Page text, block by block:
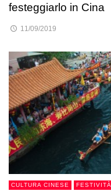
festeggiarlo in Cina
11/09/2019
CULTURA CINESE FESTIVITÀ